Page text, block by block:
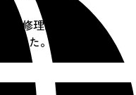
存修理工事が
ました。